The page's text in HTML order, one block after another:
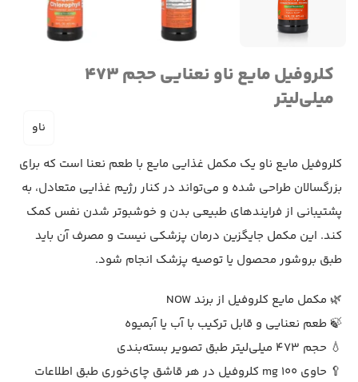
کلروفیل مایع ناو نعنایی حجم 473
میلی‌لیتر
ناو
کلروفیل مایع ناو یک مکمل غذایی مایع با طعم نعنا است که برای
بزرگسالان طراحی شده و می‌تواند در کنار رژیم غذایی متعادل، به
پشتیبانی از فرایندهای طبیعی بدن و خوشبوتر شدن نفس کمک
کند. این مکمل جایگزین درمان پزشکی نیست و مصرف آن باید
طبق بروشور محصول یا توصیه پزشک انجام شود.
🌿 مکمل مایع کلروفیل از برند NOW
🍃 طعم نعنایی و قابل ترکیب با آب یا آبمیوه
💧 حجم 473 میلی‌لیتر طبق تصویر بسته‌بندی
🥄 حاوی 100 mg کلروفیل در هر قاشق چای‌خوری طبق اطلاعات